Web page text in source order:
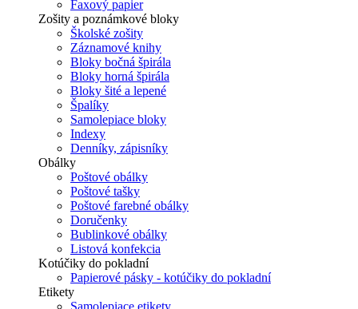
Faxový papier
Zošity a poznámkové bloky
Školské zošity
Záznamové knihy
Bloky bočná špirála
Bloky horná špirála
Bloky šité a lepené
Špalíky
Samolepiace bloky
Indexy
Denníky, zápisníky
Obálky
Poštové obálky
Poštové tašky
Poštové farebné obálky
Doručenky
Bublinkové obálky
Listová konfekcia
Kotúčiky do pokladní
Papierové pásky - kotúčiky do pokladní
Etikety
Samolepiace etikety